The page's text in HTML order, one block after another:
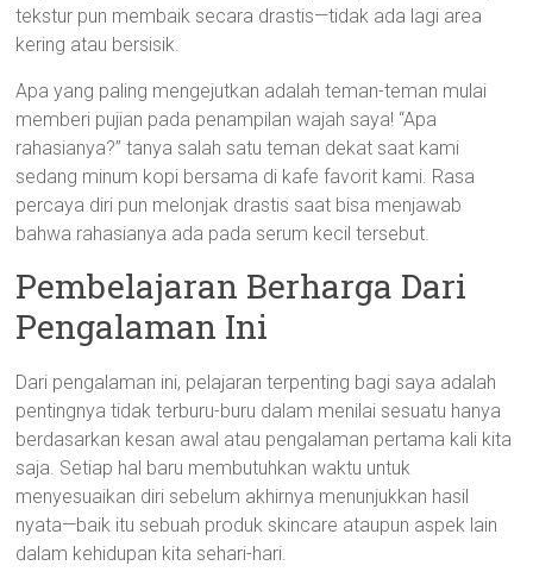
tekstur pun membaik secara drastis—tidak ada lagi area
kering atau bersisik.
Apa yang paling mengejutkan adalah teman-teman mulai
memberi pujian pada penampilan wajah saya! “Apa
rahasianya?” tanya salah satu teman dekat saat kami
sedang minum kopi bersama di kafe favorit kami. Rasa
percaya diri pun melonjak drastis saat bisa menjawab
bahwa rahasianya ada pada serum kecil tersebut.
Pembelajaran Berharga Dari
Pengalaman Ini
Dari pengalaman ini, pelajaran terpenting bagi saya adalah
pentingnya tidak terburu-buru dalam menilai sesuatu hanya
berdasarkan kesan awal atau pengalaman pertama kali kita
saja. Setiap hal baru membutuhkan waktu untuk
menyesuaikan diri sebelum akhirnya menunjukkan hasil
nyata—baik itu sebuah produk skincare ataupun aspek lain
dalam kehidupan kita sehari-hari.